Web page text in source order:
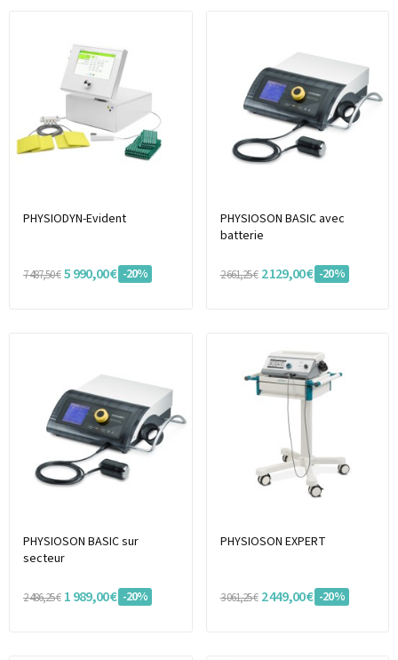
PHYSIODYN-Evident
7 487,50 €5 990,00 € -20%
PHYSIOSON BASIC avec
batterie
2 661,25 € 2 129,00 € -20%
PHYSIOSON BASIC sur
secteur
2 486,25 € 1 989,00 € -20%
PHYSIOSON EXPERT
3 061,25 € 2 449,00 € -20%